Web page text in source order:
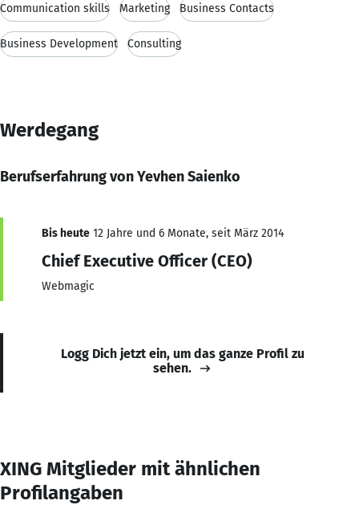
Communication skills Marketing Business Contacts
Business Development Consulting
Werdegang
Berufserfahrung von Yevhen Saienko
Bis heute 12 Jahre und 6 Monate, seit März 2014
Chief Executive Officer (CEO)
Webmagic
Logg Dich jetzt ein, um das ganze Profil zu
sehen.
XING Mitglieder mit ähnlichen
Profilangaben